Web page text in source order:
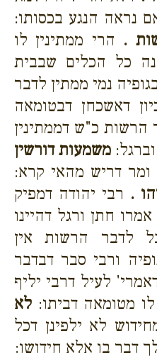
נראה הנגע בכסותו:
. הרי ממתינין לו
כל הכלים שבבית
נמי ממתין לדבר
דאשכחן דבטומאה
הרשות כ"ש דממתינין
משמעות דורשין
דריש מהאי קרא:
. רבי יהודה דמפיק
חתן ורגל דהיינו
לדבר הרשות אין
ורבי סבר דבדבר
לעיל דרבי יליף
מטומאה דביתו: לא
לא ילפינן דכל
דבר בו אלא חידושו: